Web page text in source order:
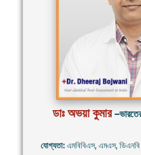
ডাঃ অভয়া কুমার
যোগ্যতা: এমবিবিএস, এমএস, ডিএনবি